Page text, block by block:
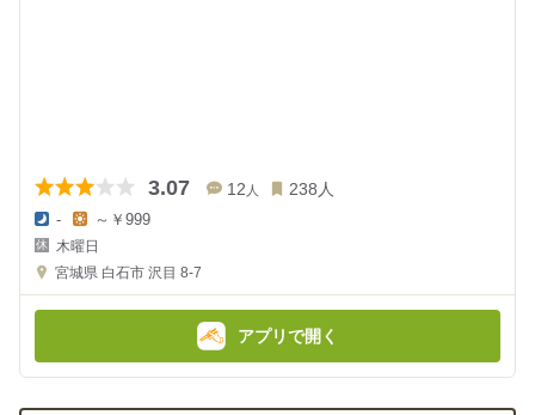
3.07 12 人 238 人
夜
の
金
-
昼
の
金
額
～￥999
木曜日
宮城県 白石市 沢目 8-7
アプリで開く